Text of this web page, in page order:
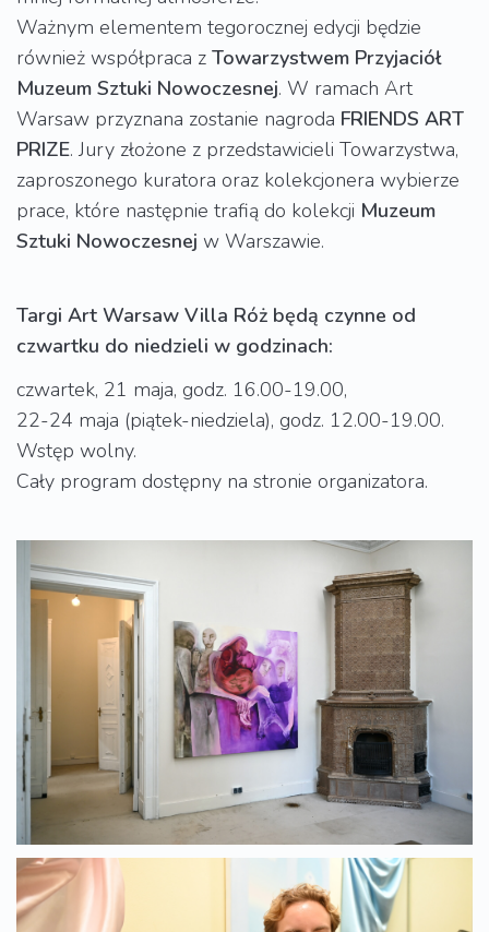
Ważnym elementem tegorocznej edycji będzie
również współpraca z Towarzystwem Przyjaciół
Muzeum Sztuki Nowoczesnej. W ramach Art
Warsaw przyznana zostanie nagroda FRIENDS ART
PRIZE. Jury złożone z przedstawicieli Towarzystwa,
zaproszonego kuratora oraz kolekcjonera wybierze
prace, które następnie trafią do kolekcji Muzeum
Sztuki Nowoczesnej w Warszawie.
Targi Art Warsaw Villa Róż będą czynne od
czwartku do niedzieli w godzinach:
czwartek, 21 maja, godz. 16.00-19.00,
22-24 maja (piątek-niedziela), godz. 12.00-19.00.
Wstęp wolny.
Cały program dostępny na stronie organizatora.